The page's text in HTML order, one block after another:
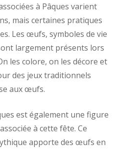
à Pâques varient
mais certaines pratiques
Les œufs, symboles de vie
largement présents lors
les colore, on les décore et
des jeux traditionnels
aux œufs.
est également une figure
à cette fête. Ce
apporte des œufs en